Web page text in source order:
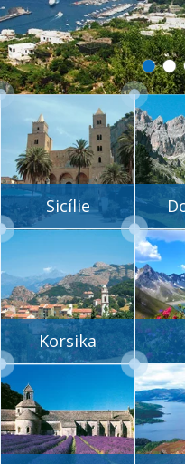
Sicílie
Korsika